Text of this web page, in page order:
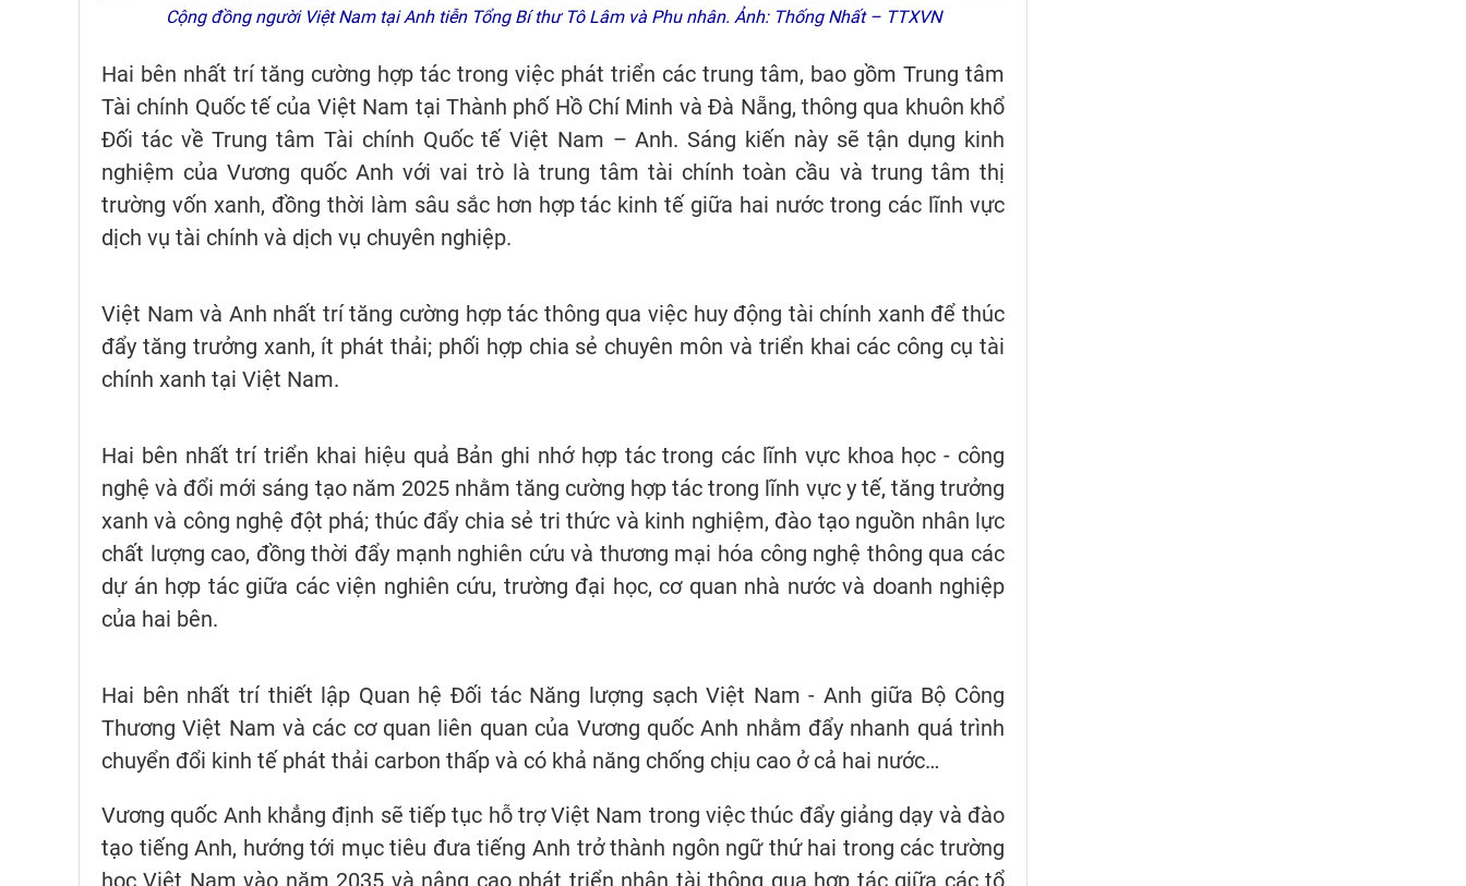
Cộng đồng người Việt Nam tại Anh tiễn Tổng Bí thư Tô Lâm và Phu nhân. Ảnh: Thống Nhất – TTXVN
Hai bên nhất trí tăng cường hợp tác trong việc phát triển các trung tâm, bao gồm Trung tâm
Tài chính Quốc tế của Việt Nam tại Thành phố Hồ Chí Minh và Đà Nẵng, thông qua khuôn khổ
Đối tác về Trung tâm Tài chính Quốc tế Việt Nam – Anh. Sáng kiến này sẽ tận dụng kinh
nghiệm của Vương quốc Anh với vai trò là trung tâm tài chính toàn cầu và trung tâm thị
trường vốn xanh, đồng thời làm sâu sắc hơn hợp tác kinh tế giữa hai nước trong các lĩnh vực
dịch vụ tài chính và dịch vụ chuyên nghiệp.
Việt Nam và Anh nhất trí tăng cường hợp tác thông qua việc huy động tài chính xanh để thúc
đẩy tăng trưởng xanh, ít phát thải; phối hợp chia sẻ chuyên môn và triển khai các công cụ tài
chính xanh tại Việt Nam.
Hai bên nhất trí triển khai hiệu quả Bản ghi nhớ hợp tác trong các lĩnh vực khoa học - công
nghệ và đổi mới sáng tạo năm 2025 nhằm tăng cường hợp tác trong lĩnh vực y tế, tăng trưởng
xanh và công nghệ đột phá; thúc đẩy chia sẻ tri thức và kinh nghiệm, đào tạo nguồn nhân lực
chất lượng cao, đồng thời đẩy mạnh nghiên cứu và thương mại hóa công nghệ thông qua các
dự án hợp tác giữa các viện nghiên cứu, trường đại học, cơ quan nhà nước và doanh nghiệp
của hai bên.
Hai bên nhất trí thiết lập Quan hệ Đối tác Năng lượng sạch Việt Nam - Anh giữa Bộ Công
Thương Việt Nam và các cơ quan liên quan của Vương quốc Anh nhằm đẩy nhanh quá trình
chuyển đổi kinh tế phát thải carbon thấp và có khả năng chống chịu cao ở cả hai nước…
Vương quốc Anh khẳng định sẽ tiếp tục hỗ trợ Việt Nam trong việc thúc đẩy giảng dạy và đào
tạo tiếng Anh, hướng tới mục tiêu đưa tiếng Anh trở thành ngôn ngữ thứ hai trong các trường
học Việt Nam vào năm 2035 và nâng cao phát triển nhân tài thông qua hợp tác giữa các tổ